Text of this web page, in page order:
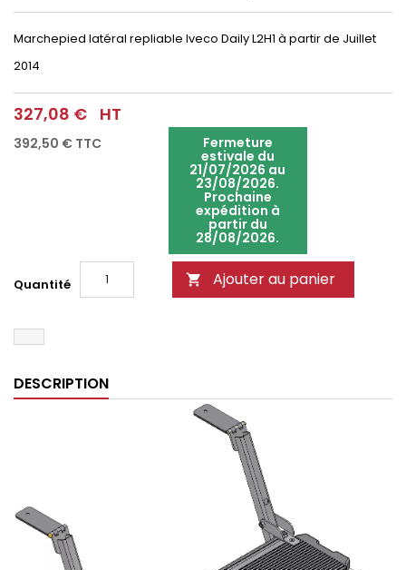
Marchepied latéral repliable Iveco Daily L2H1 à partir de Juillet
2014
327,08 € HT
392,50 € TTC Fermeture
estivale du
21/07/2026 au
23/08/2026.
Prochaine
expédition à
partir du
28/08/2026.
Quantité  Ajouter au panier
DESCRIPTION